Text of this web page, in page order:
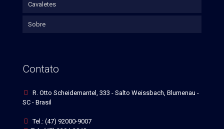
Cavaletes
Sobre
Contato
R. Otto Scheidemantel, 333 - Salto Weissbach, Blumenau -
SC - Brasil
Tel.: (47) 92000-9007